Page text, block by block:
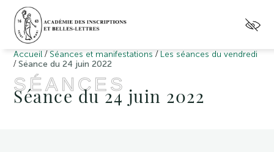
Accueil / Séances et manifestations / Les séances du vendredi
/Séance du 24 juin 2022
SÉANCES
Séance du 24 juin 2022